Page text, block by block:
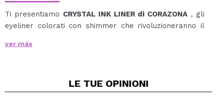
Ti presentiamo CRYSTAL INK LINER di CORAZONA , gli
eyeliner colorati con shimmer che rivoluzioneranno il
Una formula incredibile, pigmentata, waterproof e con
diverso ai tuoi occhi, permettendoti di giocare con loro
ver más
LE TUE OPINIONI